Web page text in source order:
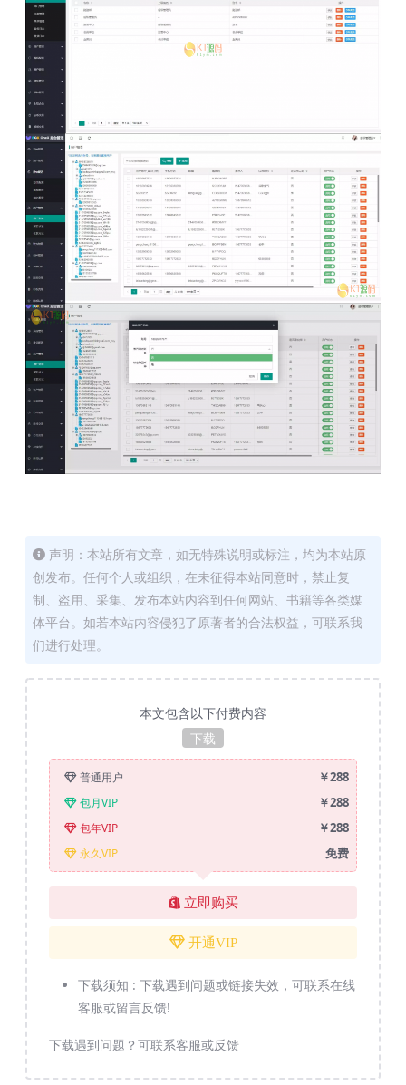
声明：本站所有文章，如无特殊说明或标注，均为本站原
创发布。任何个人或组织，在未征得本站同意时，禁止复
制、盗用、采集、发布本站内容到任何网站、书籍等各类媒
体平台。如若本站内容侵犯了原著者的合法权益，可联系我
们进行处理。
本文包含以下付费内容
下载
普通用户 ￥288
包月VIP ￥288
包年VIP ￥288
永久VIP 免费
立即购买
开通VIP
下载须知 : 下载遇到问题或链接失效，可联系在线
客服或留言反馈!
下载遇到问题？可联系客服或反馈